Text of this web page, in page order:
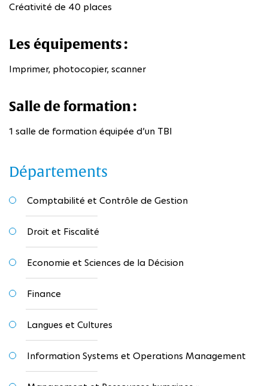
Créativité de 40 places
Les équipements :
Imprimer, photocopier, scanner
Salle de formation :
1 salle de formation équipée d’un TBI
Départements
Comptabilité et Contrôle de Gestion
Droit et Fiscalité
Economie et Sciences de la Décision
Finance
Langues et Cultures
Information Systems et Operations Management